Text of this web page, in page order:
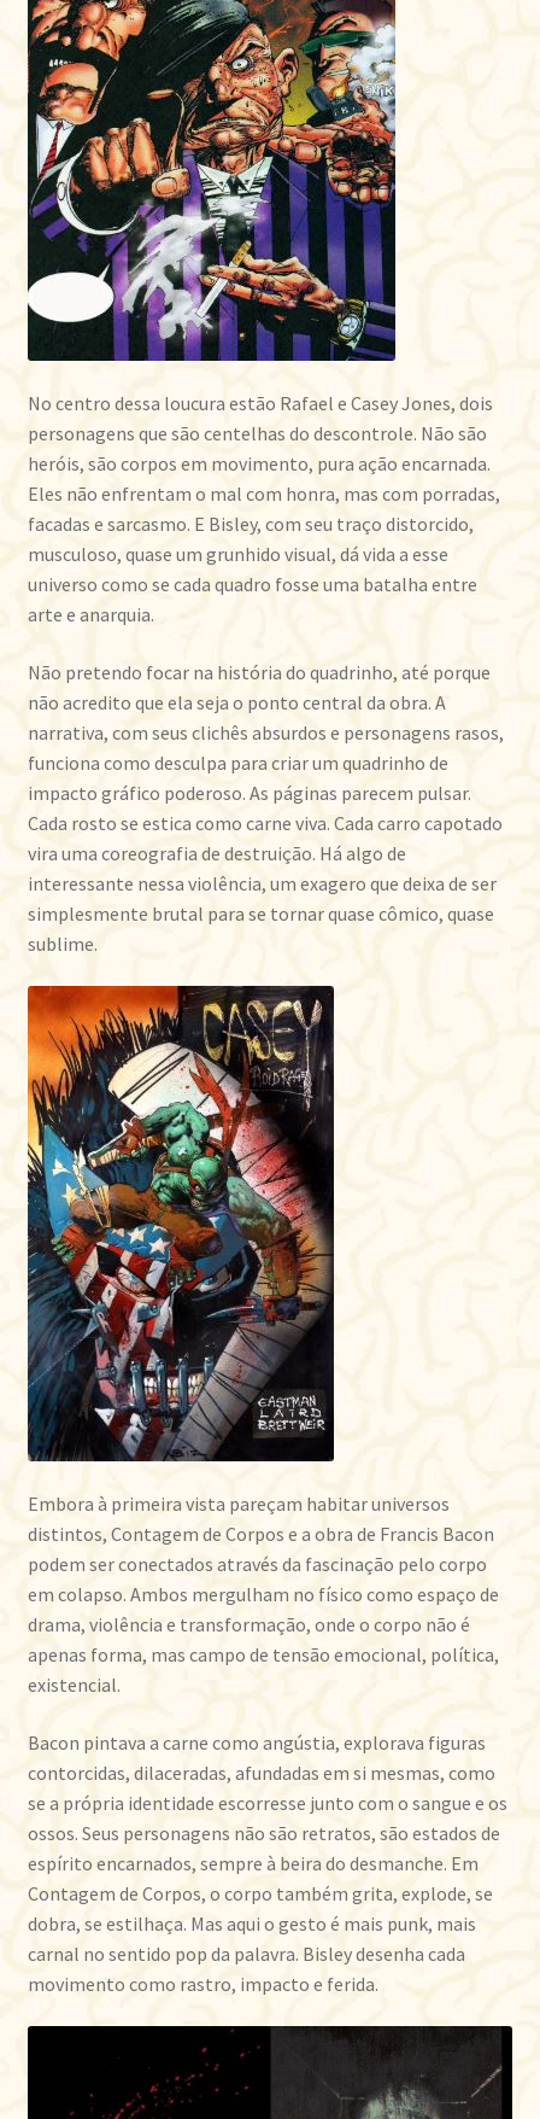
No centro dessa loucura estão Rafael e Casey Jones, dois
personagens que são centelhas do descontrole. Não são
heróis, são corpos em movimento, pura ação encarnada.
Eles não enfrentam o mal com honra, mas com porradas,
facadas e sarcasmo. E Bisley, com seu traço distorcido,
musculoso, quase um grunhido visual, dá vida a esse
universo como se cada quadro fosse uma batalha entre
arte e anarquia.
Não pretendo focar na história do quadrinho, até porque
não acredito que ela seja o ponto central da obra. A
narrativa, com seus clichês absurdos e personagens rasos,
funciona como desculpa para criar um quadrinho de
impacto gráfico poderoso. As páginas parecem pulsar.
Cada rosto se estica como carne viva. Cada carro capotado
vira uma coreografia de destruição. Há algo de
interessante nessa violência, um exagero que deixa de ser
simplesmente brutal para se tornar quase cômico, quase
sublime.
Embora à primeira vista pareçam habitar universos
distintos, Contagem de Corpos e a obra de Francis Bacon
podem ser conectados através da fascinação pelo corpo
em colapso. Ambos mergulham no físico como espaço de
drama, violência e transformação, onde o corpo não é
apenas forma, mas campo de tensão emocional, política,
existencial.
Bacon pintava a carne como angústia, explorava figuras
contorcidas, dilaceradas, afundadas em si mesmas, como
se a própria identidade escorresse junto com o sangue e os
ossos. Seus personagens não são retratos, são estados de
espírito encarnados, sempre à beira do desmanche. Em
Contagem de Corpos, o corpo também grita, explode, se
dobra, se estilhaça. Mas aqui o gesto é mais punk, mais
carnal no sentido pop da palavra. Bisley desenha cada
movimento como rastro, impacto e ferida.